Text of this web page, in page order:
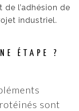
l’adhésion de
industriel.
ÉTAPE ?
sont